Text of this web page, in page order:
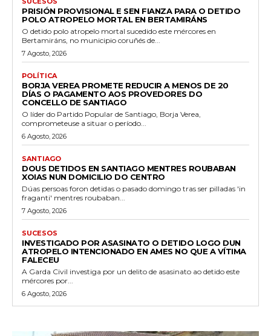
PRISIÓN PROVISIONAL E SEN FIANZA PARA O DETIDO
POLO ATROPELO MORTAL EN BERTAMIRÁNS
O detido polo atropelo mortal sucedido este mércores en
Bertamiráns, no municipio coruñés de...
7 Agosto, 2026
POLÍTICA
BORJA VEREA PROMETE REDUCIR A MENOS DE 20
DÍAS O PAGAMENTO AOS PROVEDORES DO
CONCELLO DE SANTIAGO
O líder do Partido Popular de Santiago, Borja Verea,
comprometeuse a situar o período...
6 Agosto, 2026
SANTIAGO
DOUS DETIDOS EN SANTIAGO MENTRES ROUBABAN
XOIAS NUN DOMICILIO DO CENTRO
Dúas persoas foron detidas o pasado domingo tras ser pilladas 'in
fraganti' mentres roubaban...
7 Agosto, 2026
SUCESOS
INVESTIGADO POR ASASINATO O DETIDO LOGO DUN
ATROPELO INTENCIONADO EN AMES NO QUE A VÍTIMA
FALECEU
A Garda Civil investiga por un delito de asasinato ao detido este
mércores por...
6 Agosto, 2026